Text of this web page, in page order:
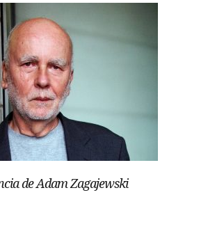
de Adam Zagajewski